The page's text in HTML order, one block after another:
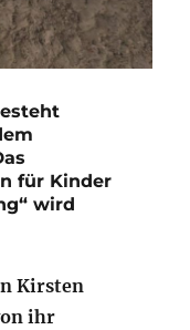
für Kinder
wird
Kirsten
ihr